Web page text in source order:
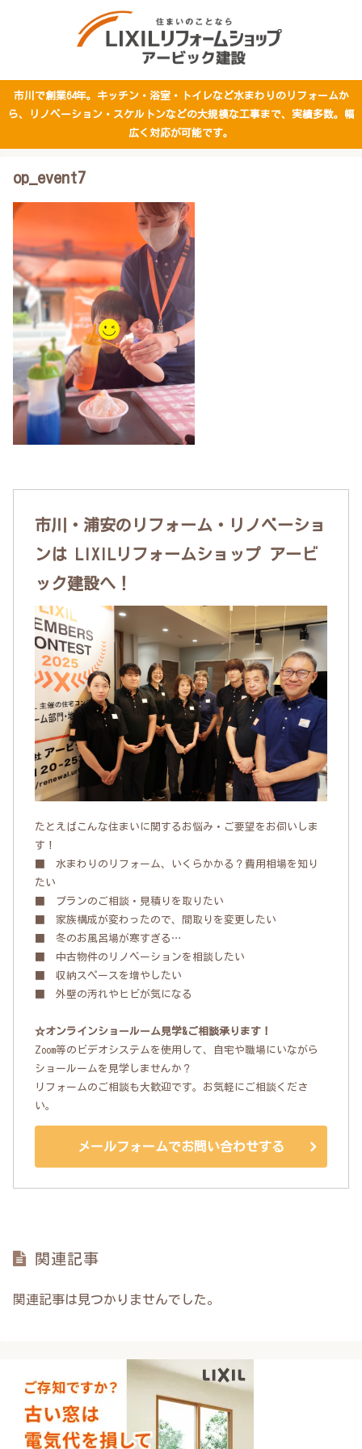
市川で創業64年。キッチン・浴室・トイレなど水まわりのリフォームか
ら、リノベーション・スケルトンなどの大規模な工事まで、実績多数。幅
広く対応が可能です。
op_event7
市川・浦安のリフォーム・リノベーショ
ンは LIXILリフォームショップ アービ
ック建設へ！
たとえばこんな住まいに関するお悩み・ご要望をお伺いしま
す！
■ 水まわりのリフォーム、いくらかかる？費用相場を知り
たい
■ プランのご相談・見積りを取りたい
■ 家族構成が変わったので、間取りを変更したい
■ 冬のお風呂場が寒すぎる…
■ 中古物件のリノベーションを相談したい
■ 収納スペースを増やしたい
■ 外壁の汚れやヒビが気になる
☆オンラインショールーム見学&ご相談承ります！
Zoom等のビデオシステムを使用して、自宅や職場にいながら
ショールームを見学しませんか？
リフォームのご相談も大歓迎です。お気軽にご相談くださ
い。
メールフォームでお問い合わせする
関連記事
関連記事は見つかりませんでした。